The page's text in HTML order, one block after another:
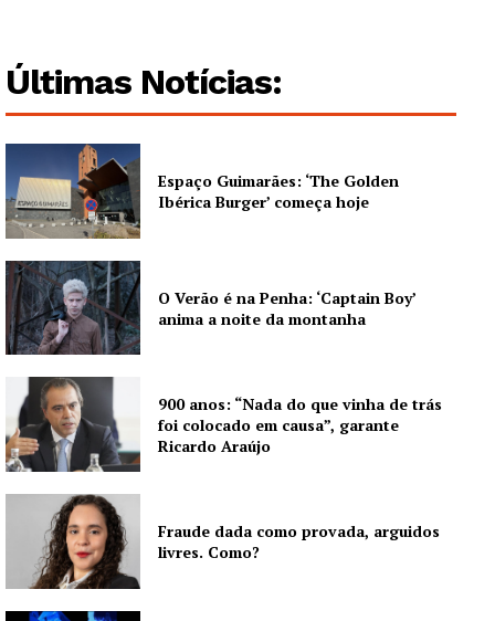
Últimas Notícias:
Espaço Guimarães: ‘The Golden
Ibérica Burger’ começa hoje
O Verão é na Penha: ‘Captain Boy’
anima a noite da montanha
900 anos: “Nada do que vinha de trás
foi colocado em causa”, garante
Ricardo Araújo
Fraude dada como provada, arguidos
livres. Como?